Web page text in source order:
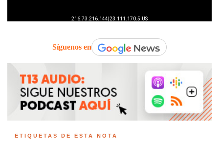
Síguenos en
ETIQUETAS DE ESTA NOTA